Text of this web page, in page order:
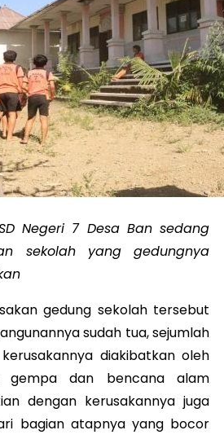
Negeri 7 Desa Ban sedang
sekolah yang gedungnya
gedung sekolah tersebut
sudah tua, sejumlah
diakibatkan oleh
gempa dan bencana alam
dengan kerusakannya juga
bagian atapnya yang bocor